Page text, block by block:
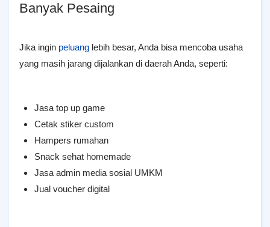
Banyak Pesaing
Jika ingin peluang lebih besar, Anda bisa mencoba usaha
yang masih jarang dijalankan di daerah Anda, seperti:
Jasa top up game
Cetak stiker custom
Hampers rumahan
Snack sehat homemade
Jasa admin media sosial UMKM
Jual voucher digital